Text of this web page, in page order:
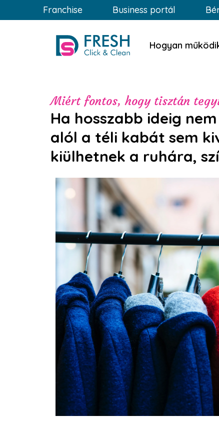
Franchise Business portál
Hogyan
Miért fontos, hogy tisztán
Ha hosszabb ideig
alól a téli kabát sem
kiülhetnek a ruhára,